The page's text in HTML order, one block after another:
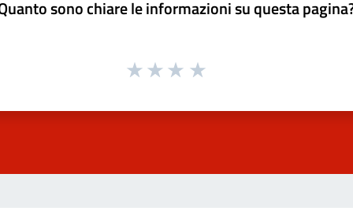
sono chiare le informazioni su questa